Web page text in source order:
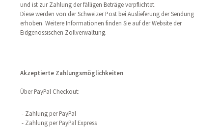
und ist zur Zahlung der fälligen Beträge verpflichtet.
Diese werden von der Schweizer Post bei Auslieferung der Sendung
erhoben. Weitere Informationen finden Sie auf der Website der
Eidgenössischen Zollverwaltung.
Akzeptierte Zahlungsmöglichkeiten
Über PayPal Checkout:
- Zahlung per PayPal
- Zahlung per PayPal Express